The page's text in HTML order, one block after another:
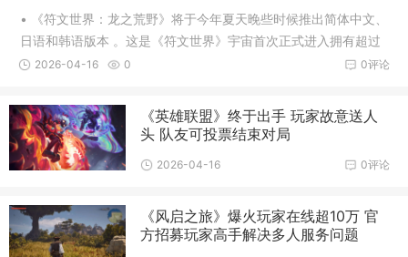
• 《符文世界：龙之荒野》将于今年夏天晚些时候推出简体中文、
日语和韩语版本 。这是《符文世界》宇宙首次正式进入拥有超过
15 亿玩家的亚太游戏社区 。• 在公司庆祝成立 25 周年并启动史
长战略迈出了里程碑式的一步 。• 继 2
0评论
2026-04-16 0
《英雄联盟》终于出手 玩家故意送人
头 队友可投票结束对局
0评论
2026-04-16
《风启之旅》爆火玩家在线超10万 官
方招募玩家高手解决多人服务问题